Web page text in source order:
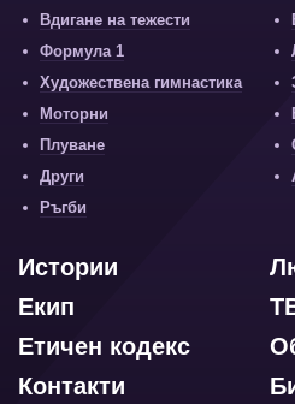
Вдигане на тежести
Формула 1
Художествена гимнастика
Моторни
Плуване
Други
Ръгби
Истории
Екип
Етичен кодекс
Контакти